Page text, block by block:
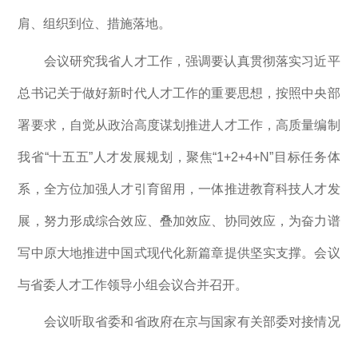
肩、组织到位、措施落地。
会议研究我省人才工作，强调要认真贯彻落实习近平
总书记关于做好新时代人才工作的重要思想，按照中央部
署要求，自觉从政治高度谋划推进人才工作，高质量编制
我省“十五五”人才发展规划，聚焦“1+2+4+N”目标任务体
系，全方位加强人才引育留用，一体推进教育科技人才发
展，努力形成综合效应、叠加效应、协同效应，为奋力谱
写中原大地推进中国式现代化新篇章提供坚实支撑。会议
与省委人才工作领导小组会议合并召开。
会议听取省委和省政府在京与国家有关部委对接情况